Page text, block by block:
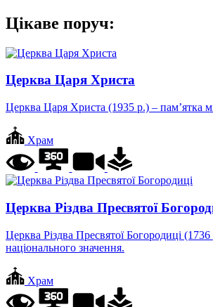
Цікаве поруч:
Церква Царя Христа
Церква Царя Христа (1935 р.) – пам’ятка
Храм
Церква Різдва Пресвятої
Церква Різдва Пресвятої Богородиці
національного значення.
Храм